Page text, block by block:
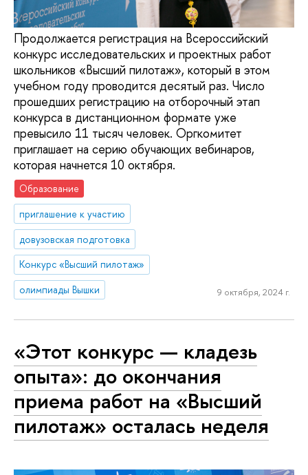
Продолжается регистрация на Всероссийский
конкурс исследовательских и проектных работ
школьников «Высший пилотаж», который в этом
учебном году проводится десятый раз. Число
прошедших регистрацию на отборочный этап
конкурса в дистанционном формате уже
превысило 11 тысяч человек. Оргкомитет
приглашает на серию обучающих вебинаров,
которая начнется 10 октября.
Образование
приглашение к участию
довузовская подготовка
Конкурс «Высший пилотаж»
олимпиады Вышки
9 октября, 2024 г.
«Этот конкурс — кладезь
опыта»: до окончания
приема работ на «Высший
пилотаж» осталась неделя